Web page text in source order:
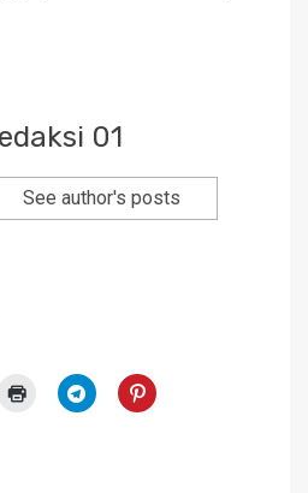
01
See author's posts